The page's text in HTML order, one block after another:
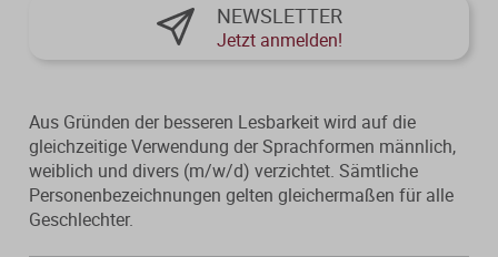
NEWSLETTER
Jetzt anmelden!
Aus Gründen der besseren Lesbarkeit wird auf die
gleichzeitige Verwendung der Sprachformen männlich,
weiblich und divers (m/w/d) verzichtet. Sämtliche
Personenbezeichnungen gelten gleichermaßen für alle
Geschlechter.